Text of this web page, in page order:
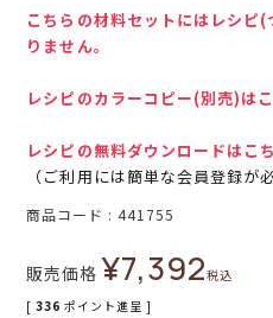
こちらの材料セットにはレシピ
りません。
レシピのカラーコピー(別売)は
レシピの無料ダウンロードはこ
（ご利用には簡単な会員登録が
商品コード 441755
販売価格 ¥7,392税込
[ 336 ポイント進呈 ]